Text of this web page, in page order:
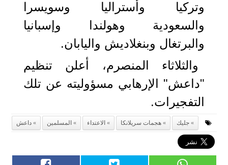
وتركيا وأستراليا وسويسرا
والسعودية وهولندا وإسبانيا
والبرتغال وبنغلاديش واليابان.
والثلاثاء المنصرم، أعلن تنظيم
"داعش" الإرهابي مسؤوليته عن تلك
التفجيرات.
جليك هجمات سريلانكا الاعتداء المسلمين داعش